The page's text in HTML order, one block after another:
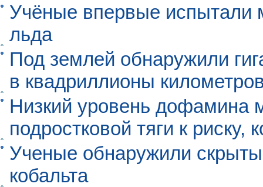
Учёные впервые испытали
льда
Под землей обнаружили
в квадриллионы
Низкий уровень дофамина
подростковой тяги к риску,
Ученые обнаружили
кобальта